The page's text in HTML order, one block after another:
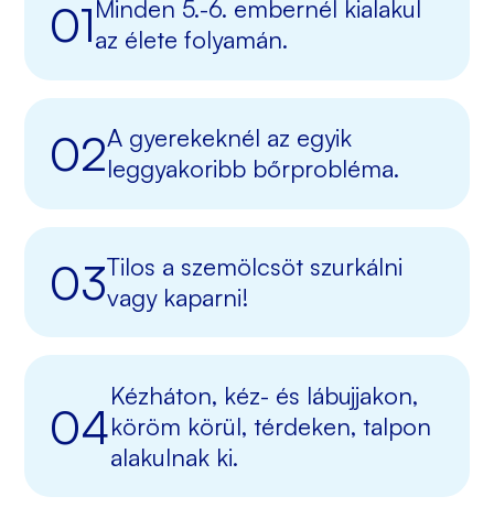
Minden 5.-6. embernél kialakul
az élete folyamán.
A gyerekeknél az egyik
leggyakoribb bőrprobléma.
Tilos a szemölcsöt szurkálni
vagy kaparni!
Kézháton, kéz- és lábujjakon,
köröm körül, térdeken, talpon
alakulnak ki.